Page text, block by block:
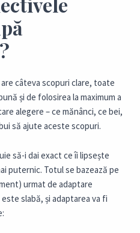
câteva scopuri clare, toate
și de folosirea la maximum a
alegere – ce mănânci, ce bei,
să ajute aceste scopuri.
să-i dai exact ce îi lipsește
puternic. Totul se bazează pe
urmat de adaptare
slabă, și adaptarea va fi